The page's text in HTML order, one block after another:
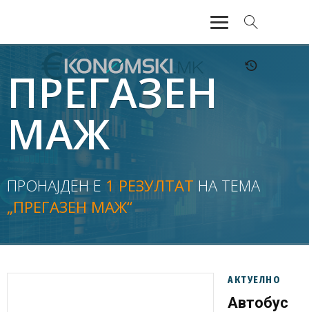
АКТУЕЛНО
ЕКОНОМИЈА
ФИНАНСИИ
БАНКАРСТВО
ЖИВОТ
МОЗАИК
ПРЕГАЗЕН
МАЖ
ПРОНАЈДЕН Е 1 РЕЗУЛТАТ НА ТЕМА
„ПРЕГАЗЕН МАЖ“
АКТУЕЛНО
Автобус